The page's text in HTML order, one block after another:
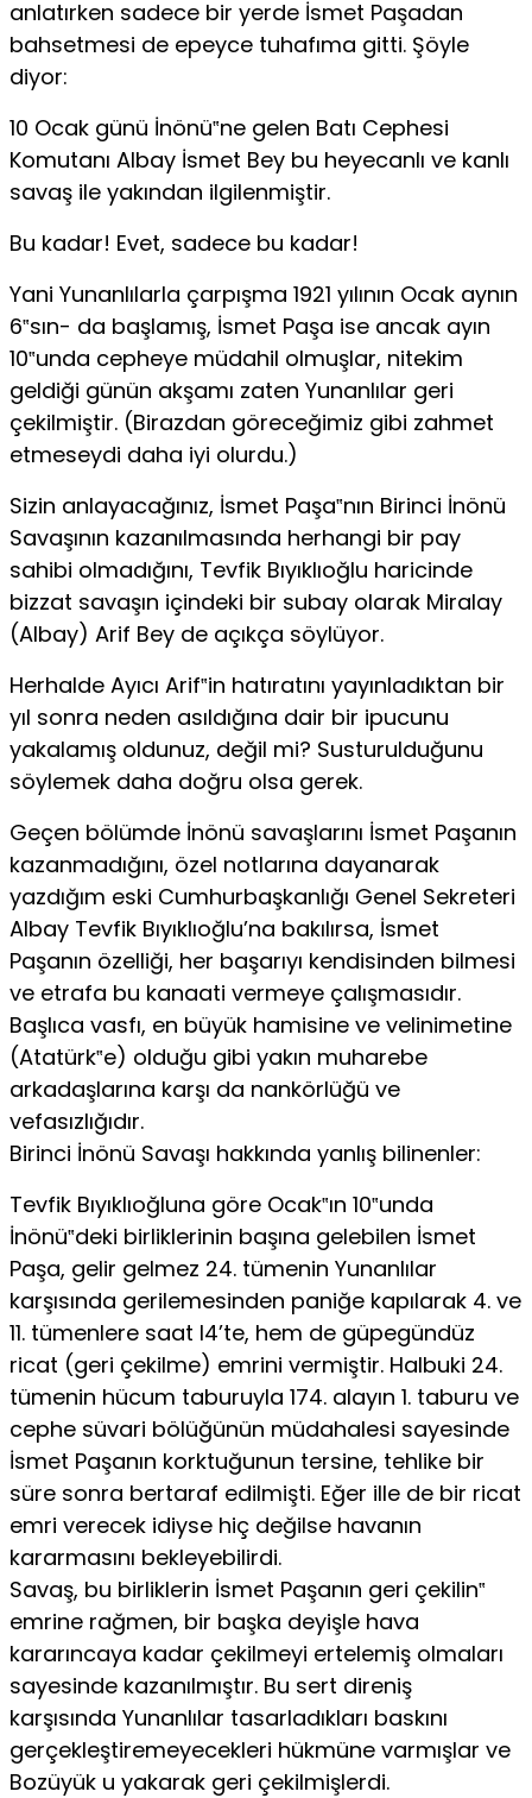
anlatırken sadece bir yerde İsmet Paşadan
bahsetmesi de epeyce tuhafıma gitti. Şöyle
diyor:
10 Ocak günü İnönü‟ne gelen Batı Cephesi
Komutanı Albay İsmet Bey bu heyecanlı ve kanlı
savaş ile yakından ilgilenmiştir.
Bu kadar! Evet, sadece bu kadar!
Yani Yunanlılarla çarpışma 1921 yılının Ocak aynın
6‟sın- da başlamış, İsmet Paşa ise ancak ayın
10‟unda cepheye müdahil olmuşlar, nitekim
geldiği günün akşamı zaten Yunanlılar geri
çekilmiştir. (Birazdan göreceğimiz gibi zahmet
etmeseydi daha iyi olurdu.)
Sizin anlayacağınız, İsmet Paşa‟nın Birinci İnönü
Savaşının kazanılmasında herhangi bir pay
sahibi olmadığını, Tevfik Bıyıklıoğlu haricinde
bizzat savaşın içindeki bir subay olarak Miralay
(Albay) Arif Bey de açıkça söylüyor.
Herhalde Ayıcı Arif‟in hatıratını yayınladıktan bir
yıl sonra neden asıldığına dair bir ipucunu
yakalamış oldunuz, değil mi? Susturulduğunu
söylemek daha doğru olsa gerek.
Geçen bölümde İnönü savaşlarını İsmet Paşanın
kazanmadığını, özel notlarına dayanarak
yazdığım eski Cumhurbaşkanlığı Genel Sekreteri
Albay Tevfik Bıyıklıoğlu’na bakılırsa, İsmet
Paşanın özelliği, her başarıyı kendisinden bilmesi
ve etrafa bu kanaati vermeye çalışmasıdır.
Başlıca vasfı, en büyük hamisine ve velinimetine
(Atatürk‟e) olduğu gibi yakın muharebe
arkadaşlarına karşı da nankörlüğü ve
vefasızlığıdır.
Birinci İnönü Savaşı hakkında yanlış bilinenler:
Tevfik Bıyıklıoğluna göre Ocak‟ın 10‟unda
İnönü‟deki birliklerinin başına gelebilen İsmet
Paşa, gelir gelmez 24. tümenin Yunanlılar
karşısında gerilemesinden paniğe kapılarak 4. ve
11. tümenlere saat I4’te, hem de güpegündüz
ricat (geri çekilme) emrini vermiştir. Halbuki 24.
tümenin hücum taburuyla 174. alayın 1. taburu ve
cephe süvari bölüğünün müdahalesi sayesinde
İsmet Paşanın korktuğunun tersine, tehlike bir
süre sonra bertaraf edilmişti. Eğer ille de bir ricat
emri verecek idiyse hiç değilse havanın
kararmasını bekleyebilirdi.
Savaş, bu birliklerin İsmet Paşanın geri çekilin‟
emrine rağmen, bir başka deyişle hava
kararıncaya kadar çekilmeyi ertelemiş olmaları
sayesinde kazanılmıştır. Bu sert direniş
karşısında Yunanlılar tasarladıkları baskını
gerçekleştiremeyecekleri hükmüne varmışlar ve
Bozüyük u yakarak geri çekilmişlerdi.